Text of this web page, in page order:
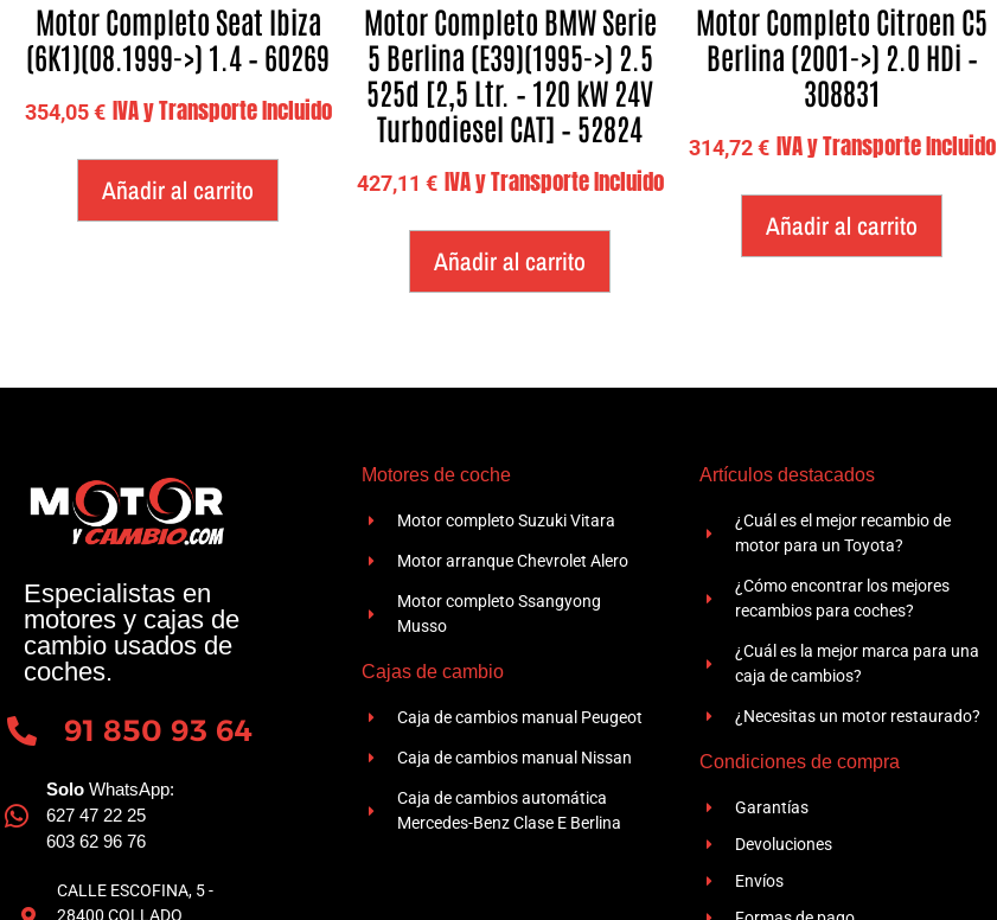
Motor Completo Seat Ibiza
(6K1)(08.1999->) 1.4 – 60269
354,05€ IVA y Transporte Incluido
Añadir al carrito
Motor Completo BMW Serie
5 Berlina (E39)(1995->) 2.5
525d [2,5 Ltr. – 120 kW 24V
Turbodiesel CAT] – 52824
427,11 € IVA y Transporte Incluido
Añadir al carrito
Motor Completo Citroen C5
Berlina (2001->) 2.0 HDi –
308831
314,72€ IVA y Transporte Incluido
Añadir al carrito
Especialistas en
motores y cajas de
cambio usados de
coches.
91 850 93 64
Solo WhatsApp:
627 47 22 25
603 62 96 76
CALLE ESCOFINA, 5 -
28400 COLLADO
Motores de coche
Motor completo Suzuki Vitara
Motor arranque Chevrolet Alero
Motor completo Ssangyong
Musso
Cajas de cambio
Caja de cambios manual Peugeot
Caja de cambios manual Nissan
Caja de cambios automática
Mercedes-Benz Clase E Berlina
Artículos destacados
¿Cuál es el mejor recambio de
motor para un Toyota?
¿Cómo encontrar los mejores
recambios para coches?
¿Cuál es la mejor marca para una
caja de cambios?
¿Necesitas un motor restaurado?
Condiciones de compra
Garantías
Devoluciones
Envíos